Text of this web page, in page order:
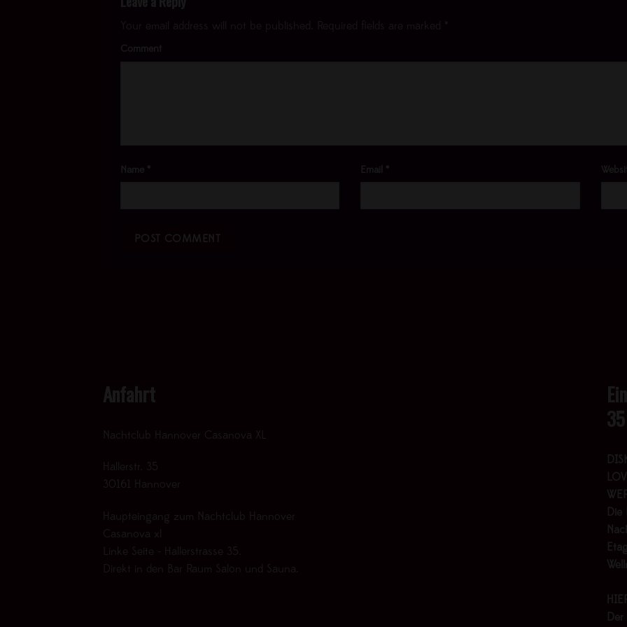
Your email address will not be published. Required fields are marked *
Comment
Name * Email *
Anfahrt
Nachtclub Hannover Casanova XL
Hallerstr. 35
30161 Hannover
Haupteingang zum Nachtclub Hannover
Casanova xl
Linke Seite - Hallerstrasse 35.
Direkt in den Bar Raum Salon und Sauna.